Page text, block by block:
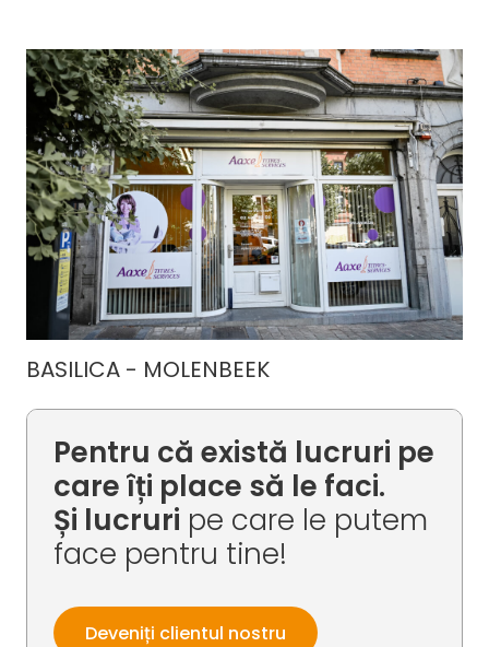
BASILICA - MOLENBEEK
Pentru că există lucruri pe
care îți place să le faci.
Și lucruri pe care le putem
face pentru tine!
Deveniți clientul nostru